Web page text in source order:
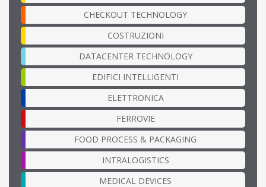
CHECKOUT TECHNOLOGY
COSTRUZIONI
DATACENTER TECHNOLOGY
EDIFICI INTELLIGENTI
ELETTRONICA
FERROVIE
FOOD PROCESS & PACKAGING
INTRALOGISTICS
MEDICAL DEVICES